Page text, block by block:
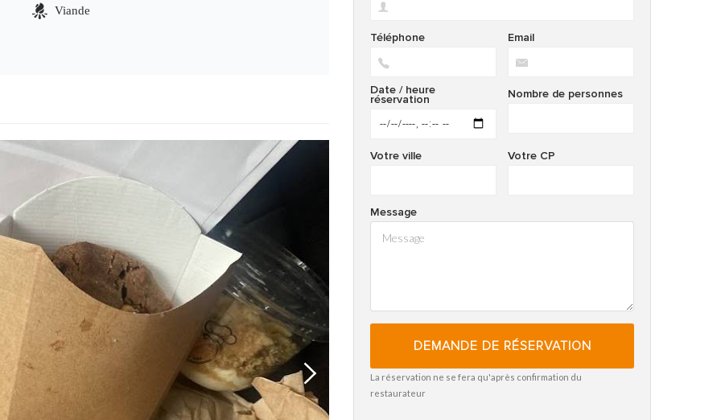
Viande
Email
Téléphone
Nombre de personnes
Date / heure
réservation
Votre CP
Votre ville
Message
DEMANDE DE RÉSERVATION
La réservation ne se fera qu'après confirmation du
restaurateur